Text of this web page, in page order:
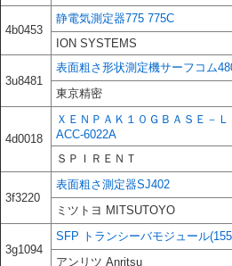
4b0453
静電気測定器775 775C
ION SYSTEMS
3u8481
表面粗さ形状測定機サーフコム
東京精密
4d0018
ＸＥＮＰＡＫ１０ＧＢＡＳＥ－
ACC-6022A
ＳＰＩＲＥＮＴ
3f3220
表面粗さ測定器SJ402
ミツトヨ MITSUTOYO
3g1094
SFP トランシーバモジュール
アンリツ Anritsu